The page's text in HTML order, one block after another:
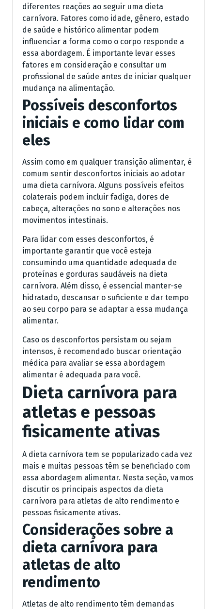
diferentes reações ao seguir uma dieta
carnívora. Fatores como idade, gênero, estado
de saúde e histórico alimentar podem
influenciar a forma como o corpo responde a
essa abordagem. É importante levar esses
fatores em consideração e consultar um
profissional de saúde antes de iniciar qualquer
mudança na alimentação.
Possíveis desconfortos
iniciais e como lidar com
eles
Assim como em qualquer transição alimentar, é
comum sentir desconfortos iniciais ao adotar
uma dieta carnívora. Alguns possíveis efeitos
colaterais podem incluir fadiga, dores de
cabeça, alterações no sono e alterações nos
movimentos intestinais.
Para lidar com esses desconfortos, é
importante garantir que você esteja
consumindo uma quantidade adequada de
proteínas e gorduras saudáveis na dieta
carnívora. Além disso, é essencial manter-se
hidratado, descansar o suficiente e dar tempo
ao seu corpo para se adaptar a essa mudança
alimentar.
Caso os desconfortos persistam ou sejam
intensos, é recomendado buscar orientação
médica para avaliar se essa abordagem
alimentar é adequada para você.
Dieta carnívora para
atletas e pessoas
fisicamente ativas
A dieta carnívora tem se popularizado cada vez
mais e muitas pessoas têm se beneficiado com
essa abordagem alimentar. Nesta seção, vamos
discutir os principais aspectos da dieta
carnívora para atletas de alto rendimento e
pessoas fisicamente ativas.
Considerações sobre a
dieta carnívora para
atletas de alto
rendimento
Atletas de alto rendimento têm demandas